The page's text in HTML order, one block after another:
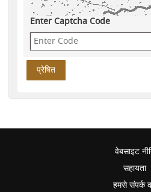
Enter Captcha Code
वेबसाइट
सहायता
हमसे संपर्क